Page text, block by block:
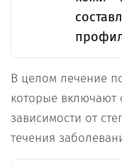
В целом лечение
которые
зависимости от
течения